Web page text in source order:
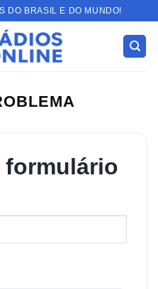
DO BRASIL E DO MUNDO!
formulário